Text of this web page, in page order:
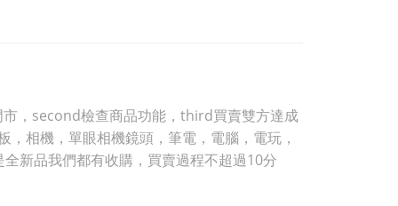
，second檢查商品功能，third買賣雙方達成
相機，單眼相機鏡頭，筆電，電腦，電玩，
新品我們都有收購，買賣過程不超過10分